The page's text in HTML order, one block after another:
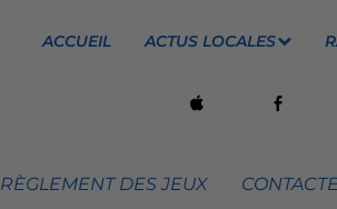
ACCUEIL ACTUS LOCALES
RÈGLEMENT DES JEUX